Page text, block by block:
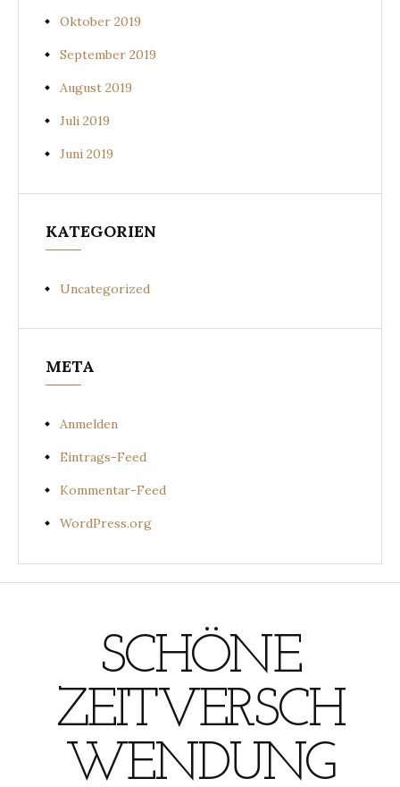
Oktober 2019
September 2019
August 2019
Juli 2019
Juni 2019
KATEGORIEN
Uncategorized
META
Anmelden
Eintrags-Feed
Kommentar-Feed
WordPress.org
SCHÖNE
ZEITVERSCH
WENDUNG